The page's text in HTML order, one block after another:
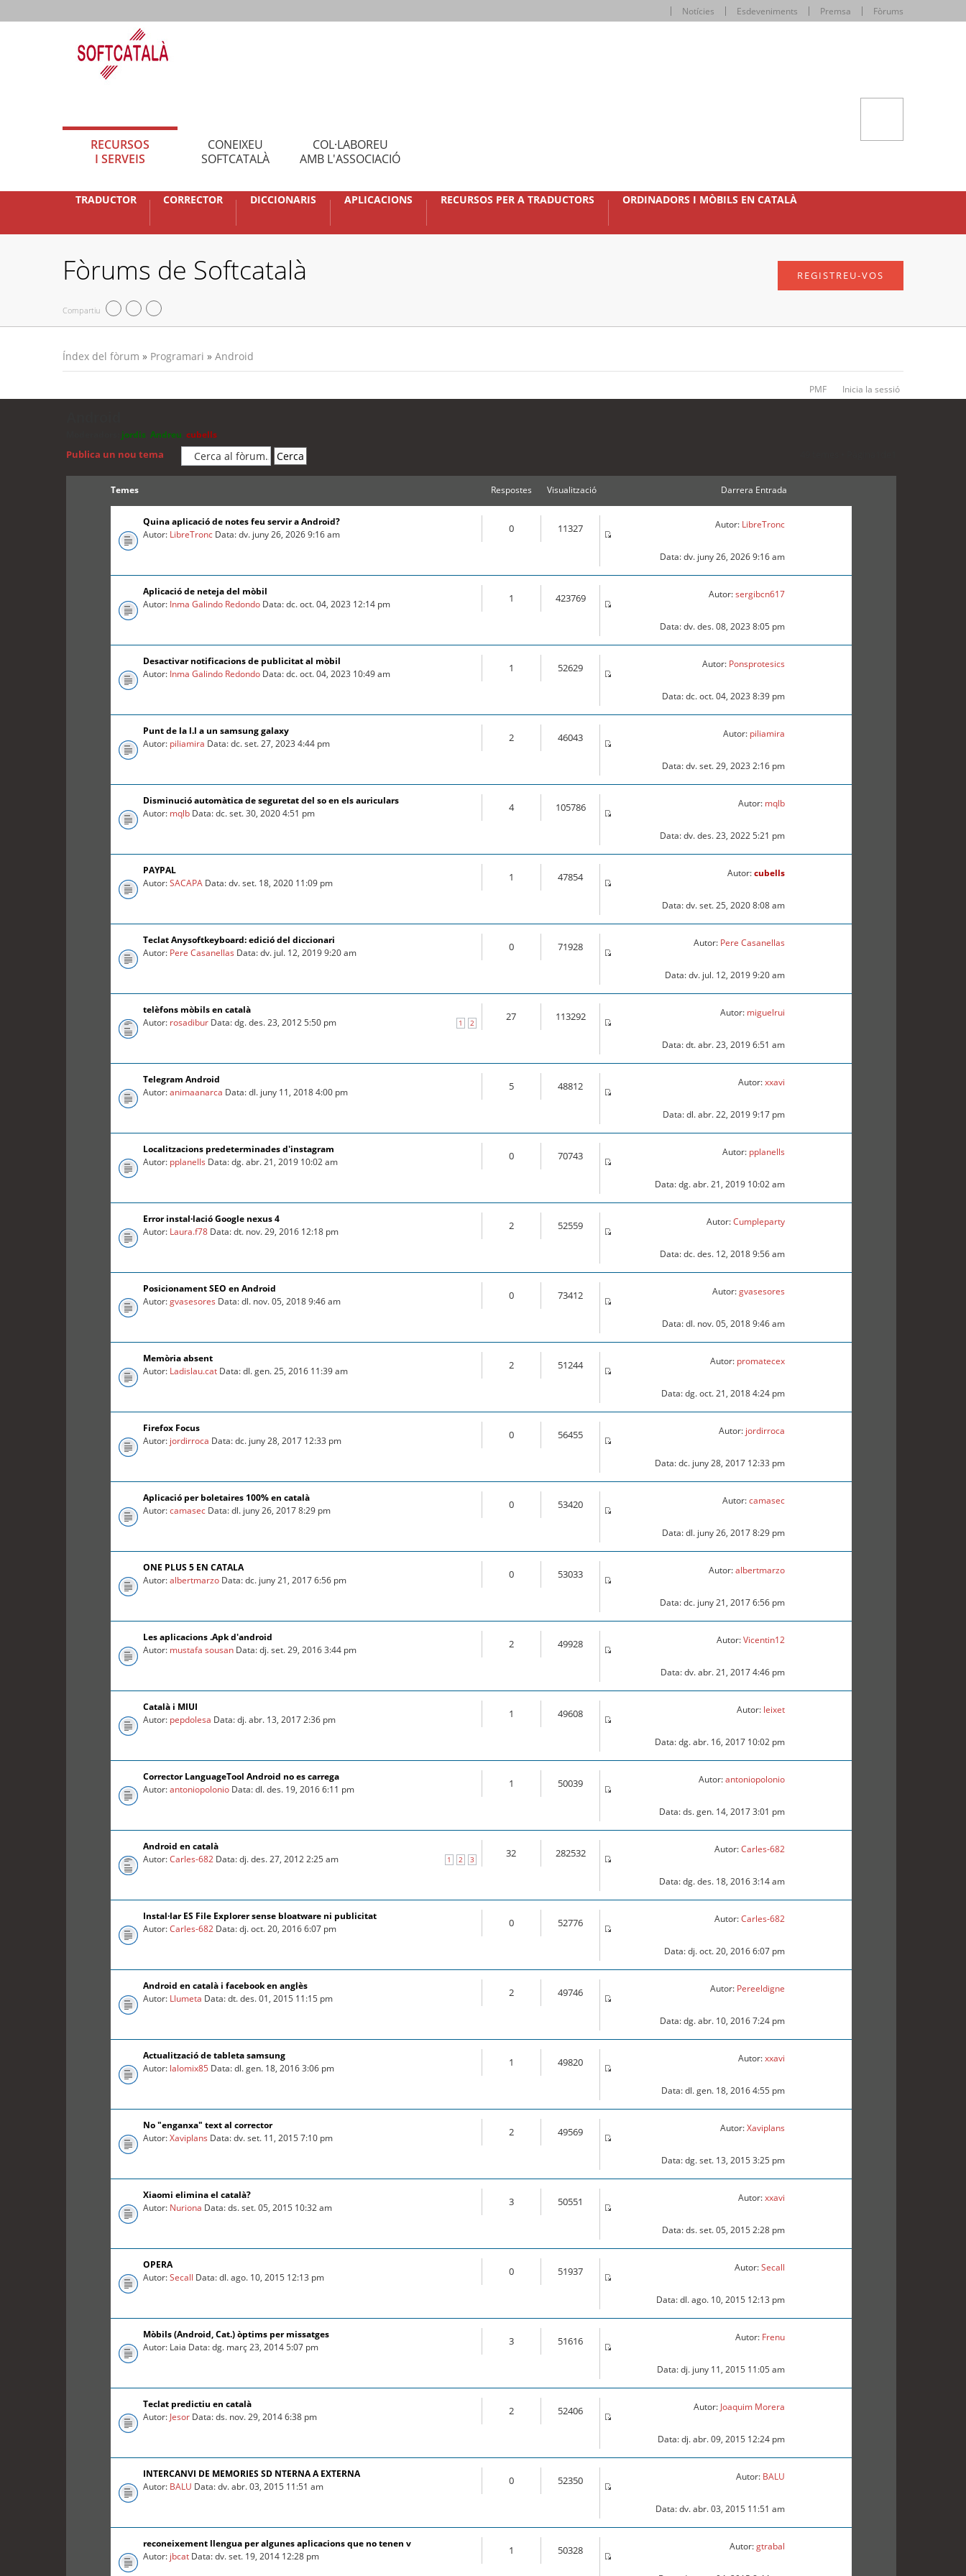
Notícies Esdeveniments Premsa Fòrums
RECURSOS
I SERVEIS
CONEIXEU
SOFTCATALÀ
COL·LABOREU
AMB L'ASSOCIACIÓ
TRADUCTOR CORRECTOR DICCIONARIS APLICACIONS RECURSOS PER A TRADUCTORS ORDINADORS I MÒBILS EN CATALÀ
Fòrums de Softcatalà
Compartiu
REGISTREU-VOS
Índex del fòrum » Programari » Android
PMF Inicia la sessió
jordis Andreu cubells
Publica un nou tema
Temes Respostes Visualització Darrera Entrada
Quina aplicació de notes feu servir a Android?
Autor: LibreTronc Data: dv. juny 26, 2026 9:16 am 0 11327 Autor: LibreTronc
Data: dv. juny 26, 2026 9:16 am
Aplicació de neteja del mòbil
Autor: Inma Galindo Redondo Data: dc. oct. 04, 2023 12:14 pm 1 423769 Autor:sergibcn617
Data: dv. des. 08, 2023 8:05 pm
Desactivar notificacions de publicitat al mòbil
Autor: Inma Galindo Redondo Data: dc. oct. 04, 2023 10:49 am 1 52629 Autor: Ponsprotesics
Data: dc. oct. 04, 2023 8:39 pm
Punt de la l.l a un samsung galaxy
Autor: piliamira Data: dc. set. 27, 2023 4:44 pm 2 46043 Autor: piliamira
Data: dv. set. 29, 2023 2:16 pm
Disminució automàtica de seguretat del so en els auriculars
Autor: mqlb Data: dc. set. 30, 2020 4:51 pm 4 105786 Autor: mqlb
Data: dv. des. 23, 2022 5:21 pm
PAYPAL
Autor:SACAPA Data: dv. set. 18, 2020 11:09 pm 1 47854 Autor:cubells
Data: dv. set. 25, 2020 8:08 am
Teclat Anysoftkeyboard: edició del diccionari
Autor: Pere Casanellas Data: dv. jul. 12, 2019 9:20 am 0 71928 Autor: Pere Casanellas
Data: dv. jul. 12, 2019 9:20 am
telèfons mòbils en català
1 2
Autor: rosadibur Data: dg. des. 23, 2012 5:50 pm 27 113292 Autor: miguelrui
Data: dt. abr. 23, 2019 6:51 am
Telegram Android
Autor:animaanarca Data: dl. juny 11, 2018 4:00 pm 5 48812 Autor:xxavi
Data: dl. abr. 22, 2019 9:17 pm
Localitzacions predeterminades d'instagram
Autor: pplanells Data: dg. abr. 21, 2019 10:02 am 0 70743 Autor: pplanells
Data: dg. abr. 21, 2019 10:02 am
Error instal·lació Google nexus 4
Autor: Laura.f78 Data: dt. nov. 29, 2016 12:18 pm 2 52559 Autor:Cumpleparty
Data: dc. des. 12, 2018 9:56 am
Posicionament SEO en Android
Autor:gvasesores Data: dl. nov. 05, 2018 9:46 am 0 73412 Autor:gvasesores
Data: dl. nov. 05, 2018 9:46 am
Memòria absent
Autor: Ladislau.cat Data: dl. gen. 25, 2016 11:39 am 2 51244 Autor: promatecex
Data: dg. oct. 21, 2018 4:24 pm
Firefox Focus
Autor: jordirroca Data: dc. juny 28, 2017 12:33 pm 0 56455 Autor: jordirroca
Data: dc. juny 28, 2017 12:33 pm
Aplicació per boletaires 100% en català
Autor:camasec Data: dl. juny 26, 2017 8:29 pm 0 53420 Autor:camasec
Data: dl. juny 26, 2017 8:29 pm
ONE PLUS 5 EN CATALA
Autor:albertmarzo Data: dc. juny 21, 2017 6:56 pm 0 53033 Autor:albertmarzo
Data: dc. juny 21, 2017 6:56 pm
Les aplicacions .Apk d'android
Autor: mustafa sousan Data: dj. set. 29, 2016 3:44 pm 2 49928 Autor:Vicentin12
Data: dv. abr. 21, 2017 4:46 pm
Català i MIUI
Autor: pepdolesa Data: dj. abr. 13, 2017 2:36 pm 1 49608 Autor: leixet
Data: dg. abr. 16, 2017 10:02 pm
Corrector LanguageTool Android no es carrega
Autor:antoniopolonio Data: dl. des. 19, 2016 6:11 pm 1 50039 Autor:antoniopolonio
Data: ds. gen. 14, 2017 3:01 pm
Android en català
1 2 3
Autor:Carles-682 Data: dj. des. 27, 2012 2:25 am 32 282532 Autor:Carles-682
Data: dg. des. 18, 2016 3:14 am
Instal·lar ES File Explorer sense bloatware ni publicitat
Autor:Carles-682 Data: dj. oct. 20, 2016 6:07 pm 0 52776 Autor:Carles-682
Data: dj. oct. 20, 2016 6:07 pm
Android en català i facebook en anglès
Autor: Llumeta Data: dt. des. 01, 2015 11:15 pm 2 49746 Autor: Pereeldigne
Data: dg. abr. 10, 2016 7:24 pm
Actualització de tableta samsung
Autor: lalomix85 Data: dl. gen. 18, 2016 3:06 pm 1 49820 Autor:xxavi
Data: dl. gen. 18, 2016 4:55 pm
No "enganxa" text al corrector
Autor:Xaviplans Data: dv. set. 11, 2015 7:10 pm 2 49569 Autor:Xaviplans
Data: dg. set. 13, 2015 3:25 pm
Xiaomi elimina el català?
Autor: Nuriona Data: ds. set. 05, 2015 10:32 am 3 50551 Autor:xxavi
Data: ds. set. 05, 2015 2:28 pm
OPERA
Autor:Secall Data: dl. ago. 10, 2015 12:13 pm 0 51937 Autor:Secall
Data: dl. ago. 10, 2015 12:13 pm
Mòbils (Android, Cat.) òptims per missatges
Autor: Laia Data: dg. març 23, 2014 5:07 pm
3 51616 Autor: Frenu
Data: dj. juny 11, 2015 11:05 am
Teclat predictiu en català
Autor: Jesor Data: ds. nov. 29, 2014 6:38 pm 2 52406 Autor: Joaquim Morera
Data: dj. abr. 09, 2015 12:24 pm
INTERCANVI DE MEMORIES SD NTERNA A EXTERNA
Autor: BALU Data: dv. abr. 03, 2015 11:51 am 0 52350 Autor: BALU
Data: dv. abr. 03, 2015 11:51 am
reconeixement llengua per algunes aplicacions que no tenen v
Autor: jbcat Data: dv. set. 19, 2014 12:28 pm 1 50328 Autor:gtrabal